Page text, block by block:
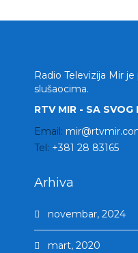
Radio Televizija Mir
slušaocima.
RTV MIR - SA SVOG
Email:
Tel: +381 28 83165
Arhiva
novembar, 2024
mart, 2020